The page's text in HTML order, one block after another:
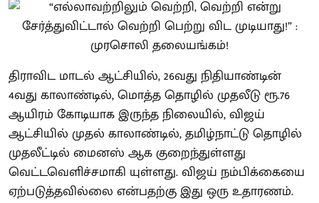
திராவிட மாடல் ஆட்சியில், 26வது நிதியாண்டின்
4வது காலாண்டில், மொத்த தொழில் முதலீடு ரூ.76
ஆயிரம் கோடியாக இருந்த நிலையில், விஜய்
ஆட்சியில் முதல் காலாண்டில், தமிழ்நாட்டு தொழில்
முதலீட்டில் மைனஸ் ஆக குறைந்துள்ளது
வெட்டவெளிச்சமாகி யுள்ளது. விஜய் நம்பிக்கையை
ஏற்படுத்தவில்லை என்பதற்கு இது ஒரு உதாரணம்.